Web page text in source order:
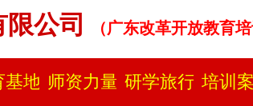
公司 （广东改革开放教育
基地 师资力量 研学旅行 培训